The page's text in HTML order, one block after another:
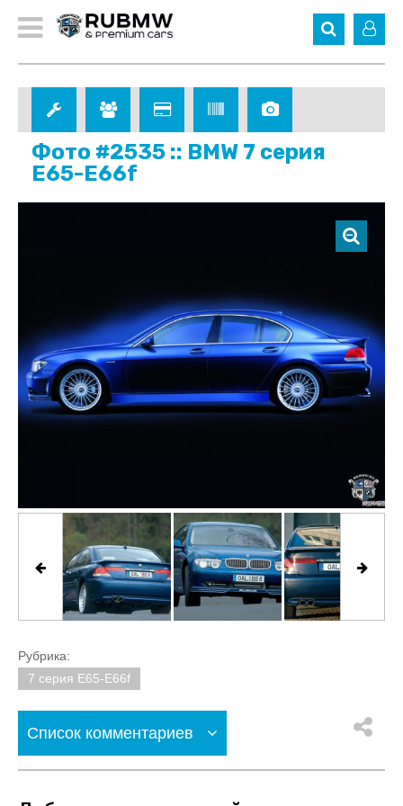
Фото #2535 :: BMW 7 серия
E65-E66f
Рубрика:
7 серия E65-E66f
Список комментариев